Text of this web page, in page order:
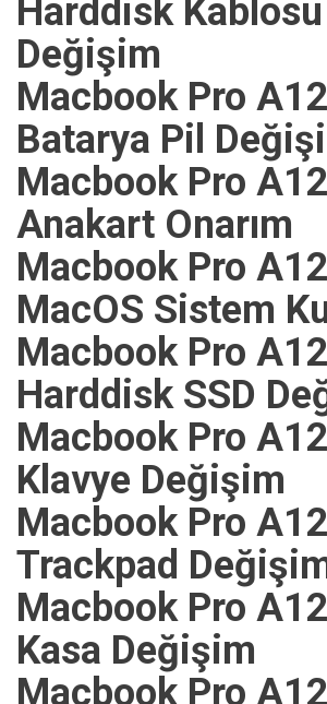
Harddisk Kablosu
Değişim
Macbook Pro
Batarya Pil
Macbook Pro
Anakart Onarım
Macbook Pro
MacOS Sistem
Macbook Pro
Harddisk SSD
Macbook Pro
Klavye Değişim
Macbook Pro
Trackpad
Macbook Pro
Kasa Değişim
Macbook Pro